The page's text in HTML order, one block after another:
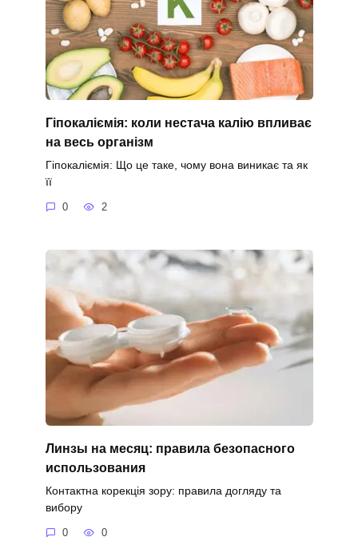
Гіпокаліємія: коли нестача калію впливає
на весь організм
Гіпокаліємія: Що це таке, чому вона виникає та як
її
0 2
Линзы на месяц: правила безопасного
использования
Контактна корекція зору: правила догляду та
вибору
0 0